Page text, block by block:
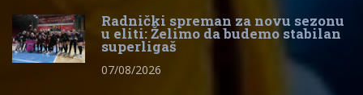
Radnički spreman za novu sezonu
u eliti: Želimo da budemo stabilan
superligaš
07/08/2026